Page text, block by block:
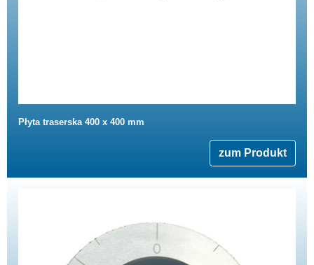
Płyta traserska 400 x 400 mm
zum Produkt